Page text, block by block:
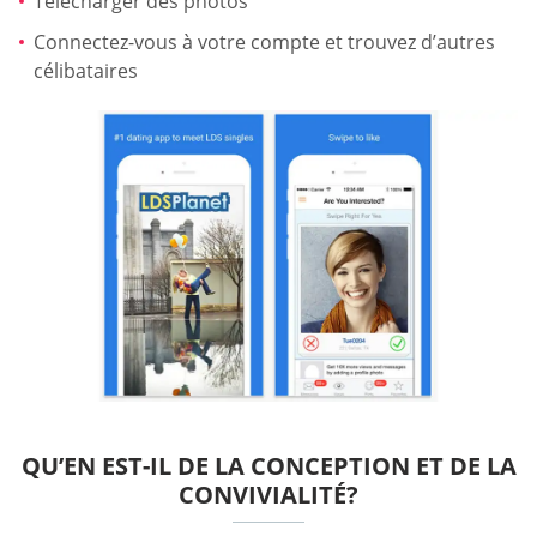
Connectez-vous à votre compte et trouvez d’autres
célibataires
QU’EN EST-IL DE LA CONCEPTION ET DE LA
CONVIVIALITÉ?